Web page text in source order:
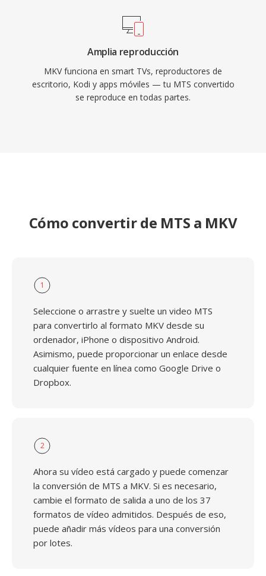
Amplia reproducción
MKV funciona en smart TVs, reproductores de
escritorio, Kodi y apps móviles — tu MTS convertido
se reproduce en todas partes.
Cómo convertir de MTS a MKV
1
Seleccione o arrastre y suelte un video MTS
para convertirlo al formato MKV desde su
ordenador, iPhone o dispositivo Android.
Asimismo, puede proporcionar un enlace desde
cualquier fuente en línea como Google Drive o
Dropbox.
2
Ahora su vídeo está cargado y puede comenzar
la conversión de MTS a MKV. Si es necesario,
cambie el formato de salida a uno de los 37
formatos de vídeo admitidos. Después de eso,
puede añadir más vídeos para una conversión
por lotes.